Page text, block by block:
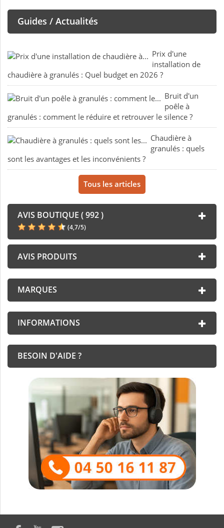
Guides / Actualités
Prix d'une
installation de
chaudière à granulés : Quel budget en 2026 ?
Bruit d'un
poêle à
granulés : comment le réduire et retrouver le silence ?
Chaudière à
granulés : quels
sont les avantages et les inconvénients ?
Tous les articles
AVIS BOUTIQUE ( 992 )
(4,7/5)
AVIS PRODUITS
MARQUES
INFORMATIONS
BESOIN D'AIDE ?